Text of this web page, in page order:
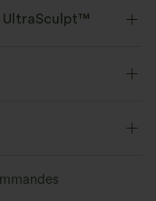
UltraSculpt™